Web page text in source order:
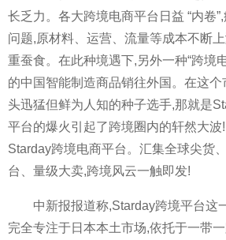
长乏力。各大跨境电商平台日益 “内卷
问题,原材料、运营、流量等成本不断
重蚕食。在此种境遇下,另外一种“跨境
的中国智能制造商品销往外国。在这
头迅猛但鲜为人知的种子选手,那就是
平台的爆火引起了跨境圈内的轩然大
Starday跨境电商平台。汇集全球尖货
台、量级大卖,跨境风云一触即发!
中新报报道称,Starday跨境平台这
完全专注于日本本土市场,依托于一带